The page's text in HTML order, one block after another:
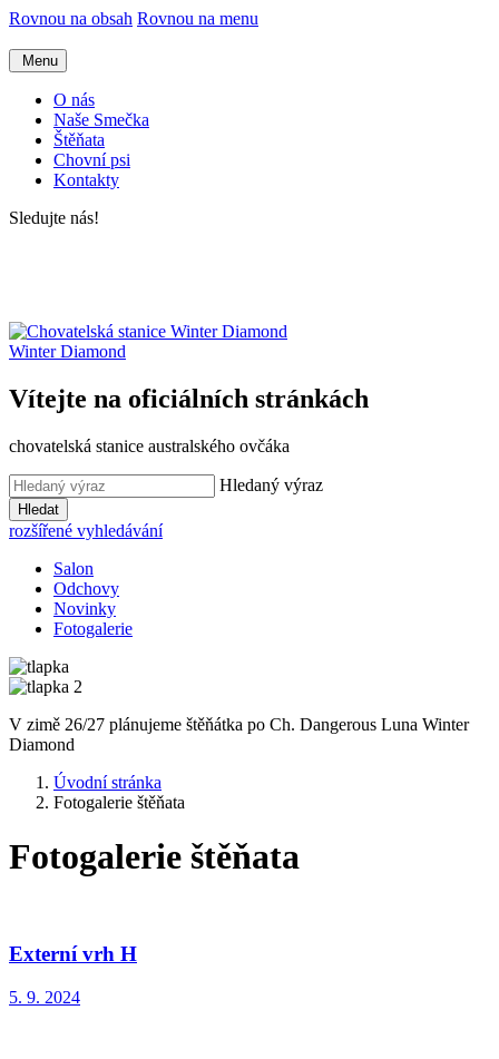
Rovnou na obsah Rovnou na menu
Menu
O nás
Naše Smečka
Štěňata
Chovní psi
Kontakty
Sledujte nás!
Winter Diamond
Vítejte na oficiálních stránkách
chovatelská stanice australského ovčáka
Hledaný výraz
Hledat
rozšířené vyhledávání
Salon
Odchovy
Novinky
Fotogalerie
V zimě 26/27 plánujeme štěňátka po Ch. Dangerous Luna Winter
Diamond
Úvodní stránka
Fotogalerie štěňata
Fotogalerie štěňata
Externí vrh H
5. 9. 2024